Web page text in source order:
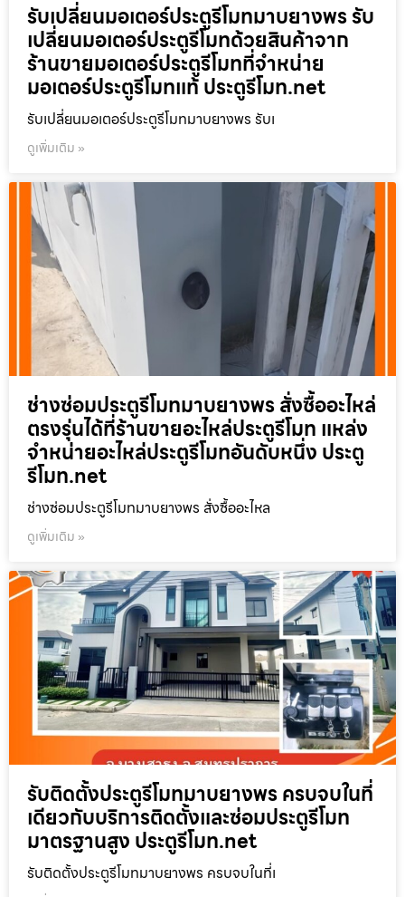
รับเปลี่ยนมอเตอร์ประตูรีโมทมาบยางพร รับ
เปลี่ยนมอเตอร์ประตูรีโมทด้วยสินค้าจาก
ร้านขายมอเตอร์ประตูรีโมทที่จำหน่าย
มอเตอร์ประตูรีโมทแท้ ประตูรีโมท.net
รับเปลี่ยนมอเตอร์ประตูรีโมทมาบยางพร รับเ
ดูเพิ่มเติม »
ช่างซ่อมประตูรีโมทมาบยางพร สั่งซื้ออะไหล่
ตรงรุ่นได้ที่ร้านขายอะไหล่ประตูรีโมท แหล่ง
จำหน่ายอะไหล่ประตูรีโมทอันดับหนึ่ง ประตู
รีโมท.net
ช่างซ่อมประตูรีโมทมาบยางพร สั่งซื้ออะไหล
ดูเพิ่มเติม »
รับติดตั้งประตูรีโมทมาบยางพร ครบจบในที่
เดียวกับบริการติดตั้งและซ่อมประตูรีโมท
มาตรฐานสูง ประตูรีโมท.net
รับติดตั้งประตูรีโมทมาบยางพร ครบจบในที่เ